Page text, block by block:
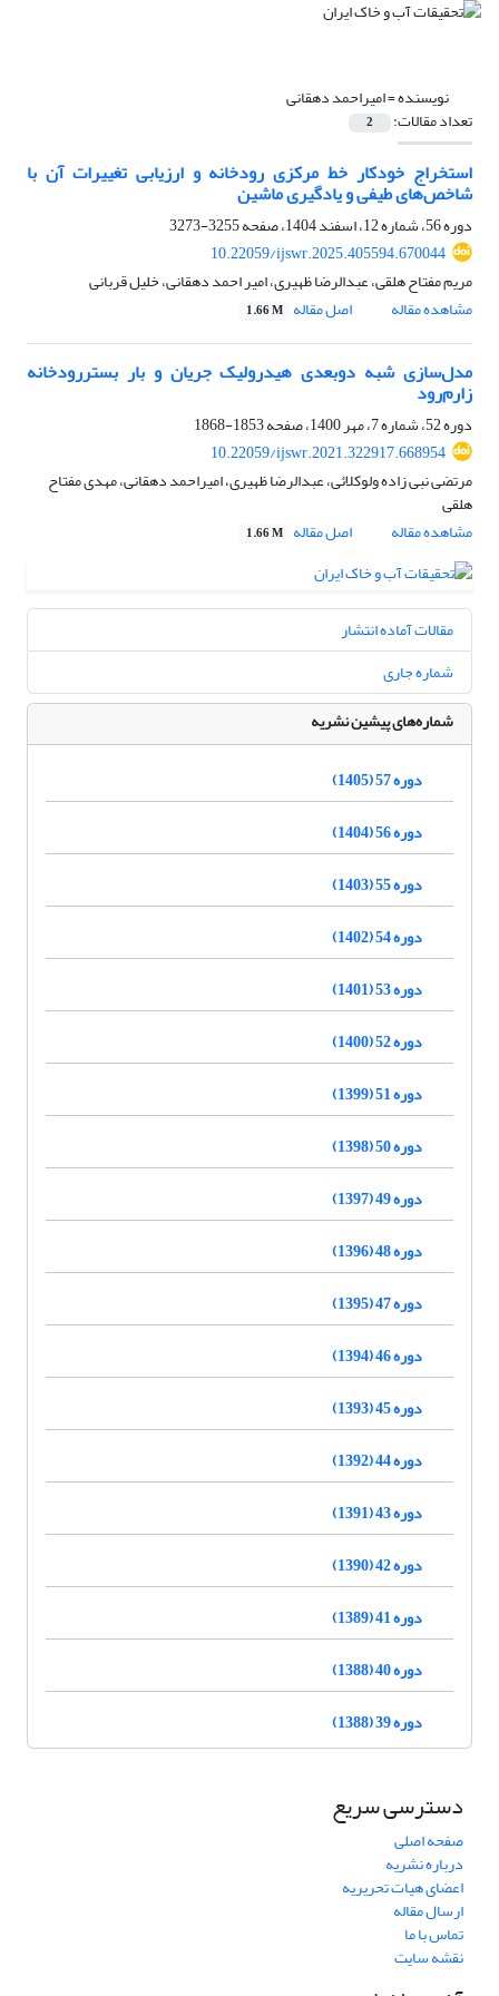
نویسنده =امیراحمد دهقانی
تعداد مقالات: 2
استخراج خودکار خط مرکزی رودخانه و ارزیابی تغییرات آن با
شاخص‌های طیفی و یادگیری ماشین
دوره 56، شماره 12، اسفند 1404، صفحه
3255-3273
10.22059/ijswr.2025.405594.670044
مریم مفتاح هلقی، عبدالرضا ظهیری، امیر احمد دهقانی، خلیل قربانی
مشاهده مقاله
اصل مقاله 1.66 M
مدل‌سازی شبه دوبعدی هیدرولیک جریان و بار بستررودخانه
زارم‌رود
دوره 52، شماره 7، مهر 1400، صفحه
1853-1868
10.22059/ijswr.2021.322917.668954
مرتضی نبی زاده ولوکلائی، عبدالرضا ظهیری، امیراحمد دهقانی، مهدی مفتاح
هلقی
مشاهده مقاله
اصل مقاله 1.66 M
مقالات آماده انتشار
شماره جاری
شماره‌های پیشین نشریه
دوره 57 (1405)
دوره 56 (1404)
دوره 55 (1403)
دوره 54 (1402)
دوره 53 (1401)
دوره 52 (1400)
دوره 51 (1399)
دوره 50 (1398)
دوره 49 (1397)
دوره 48 (1396)
دوره 47 (1395)
دوره 46 (1394)
دوره 45 (1393)
دوره 44 (1392)
دوره 43 (1391)
دوره 42 (1390)
دوره 41 (1389)
دوره 40 (1388)
دوره 39 (1388)
دسترسی سریع
صفحه اصلی
درباره نشریه
اعضای هیات تحریریه
ارسال مقاله
تماس با ما
نقشه سایت